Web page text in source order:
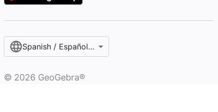
Spanish / Español (internacional)
© 2026 GeoGebra®